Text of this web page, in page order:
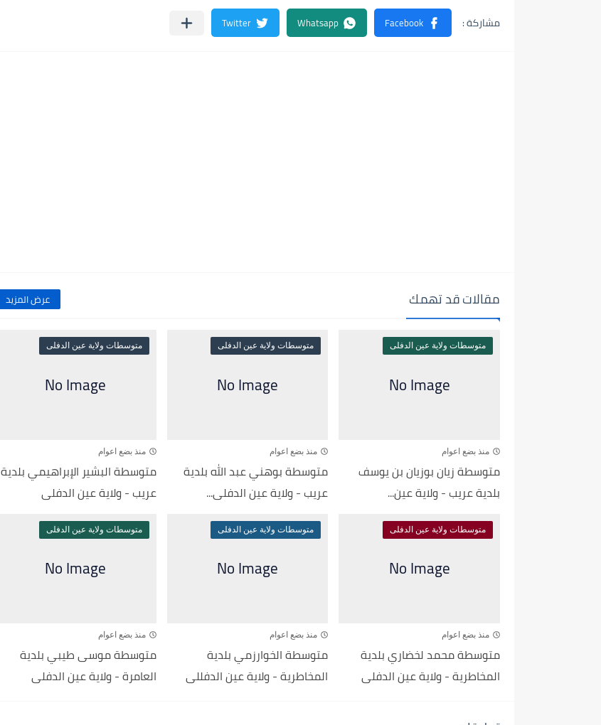
مقالات قد تهمك عرض المزيد
متوسطات ولاية عين الدفلى
منذ بضع اعوام
متوسطة زيان بوزيان بن يوسف
بلدية عريب - ولاية عين...
متوسطات ولاية عين الدفلى
منذ بضع اعوام
متوسطة بوهني عبد الله بلدية
عريب - ولاية عين الدفلى...
متوسطات ولاية عين الدفلى
منذ بضع اعوام
متوسطة البشير الإبراهيمي بلدية
عريب - ولاية عين الدفلى
متوسطات ولاية عين الدفلى
منذ بضع اعوام
متوسطة محمد لخضاري بلدية
المخاطرية - ولاية عين الدفلى
متوسطات ولاية عين الدفلى
منذ بضع اعوام
متوسطة الخوارزمي بلدية
المخاطرية - ولاية عين الدفللى
متوسطات ولاية عين الدفلى
منذ بضع اعوام
متوسطة موسى طيبي بلدية
العامرة - ولاية عين الدفلى